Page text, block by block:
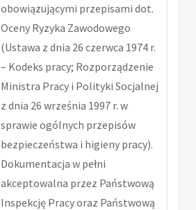
obowiązującymi przepisami dot.
Oceny Ryzyka Zawodowego
(Ustawa z dnia 26 czerwca 1974 r.
– Kodeks pracy; Rozporządzenie
Ministra Pracy i Polityki Socjalnej
z dnia 26 września 1997 r. w
sprawie ogólnych przepisów
bezpieczeństwa i higieny pracy).
Dokumentacja w pełni
akceptowalna przez Państwową
Inspekcję Pracy oraz Państwową